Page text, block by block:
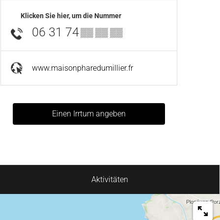
Klicken Sie hier, um die Nummer
06 31 74▒▒ ▒▒ ▒▒
www.maisonpharedumillier.fr
Einen Irrtum angeben
Aktivitäten